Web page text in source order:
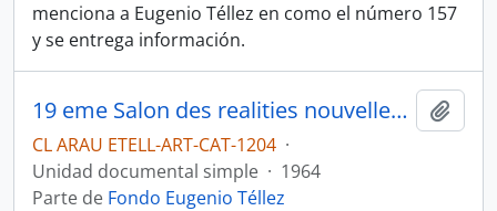
menciona a Eugenio Téllez en como el número 157
y se entrega información.
19 eme Salon des realities nouvelles du It frevrier au Ier mars 1964
CL ARAU ETELL-ART-CAT-1204 ·
Unidad documental simple · 1964
Parte de Fondo Eugenio Téllez